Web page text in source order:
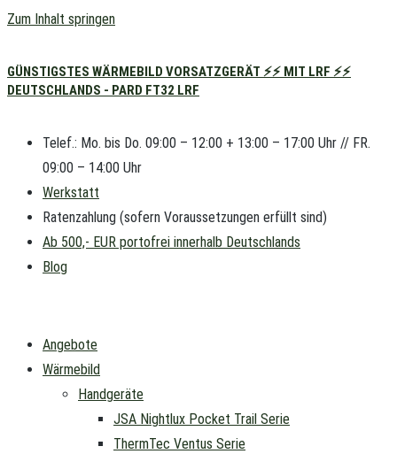
Zum Inhalt springen
GÜNSTIGSTES WÄRMEBILD VORSATZGERÄT ⚡⚡ MIT LRF ⚡⚡
DEUTSCHLANDS - PARD FT32 LRF
Telef.: Mo. bis Do. 09:00 – 12:00 + 13:00 – 17:00 Uhr // FR.
09:00 – 14:00 Uhr
Werkstatt
Ratenzahlung (sofern Voraussetzungen erfüllt sind)
Ab 500,- EUR portofrei innerhalb Deutschlands
Blog
Angebote
Wärmebild
Handgeräte
JSA Nightlux Pocket Trail Serie
ThermTec Ventus Serie